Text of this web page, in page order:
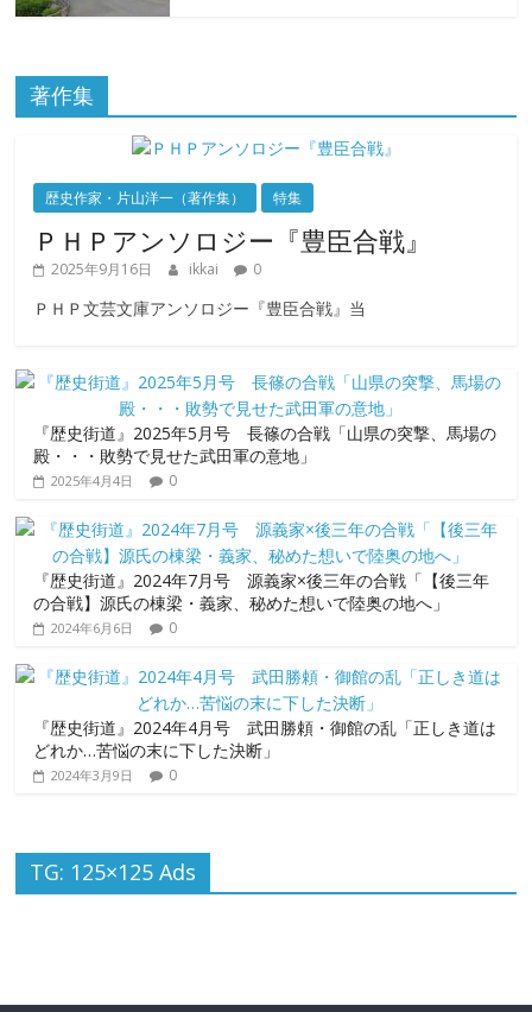
著作集
歴史作家・片山洋一（著作集） 特集
ＰＨＰアンソロジー『豊臣合戦』
2025年9月16日 ikkai 0
ＰＨＰ文芸文庫アンソロジー『豊臣合戦』当
『歴史街道』2025年5月号 長篠の合戦「山県の突撃、馬場の
殿・・・敗勢で見せた武田軍の意地」
2025年4月4日 0
『歴史街道』2024年7月号 源義家×後三年の合戦「【後三年
の合戦】源氏の棟梁・義家、秘めた想いで陸奥の地へ」
2024年6月6日 0
『歴史街道』2024年4月号 武田勝頼・御館の乱「正しき道は
どれか…苦悩の末に下した決断」
2024年3月9日 0
TG: 125×125 Ads